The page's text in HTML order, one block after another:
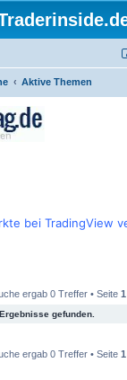
Aktive Themen
bei TradingView
ergab 0 Treffer • Seite 1
gefunden.
ergab 0 Treffer • Seite 1